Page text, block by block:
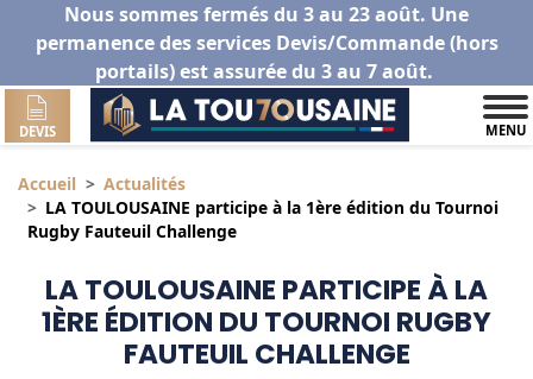
Nous sommes fermés du 3 au 23 août. Une
permanence des services Devis/Commande (hors
portails) est assurée du 3 au 7 août.
DEVIS MENU
Accueil
Actualités
LA TOULOUSAINE participe à la 1ère édition du Tournoi
Rugby Fauteuil Challenge
LA TOULOUSAINE PARTICIPE À LA
1ÈRE ÉDITION DU TOURNOI RUGBY
FAUTEUIL CHALLENGE